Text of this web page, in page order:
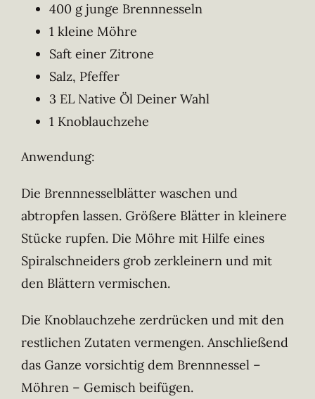
400 g junge Brennnesseln
1 kleine Möhre
Saft einer Zitrone
Salz, Pfeffer
3 EL Native Öl Deiner Wahl
1 Knoblauchzehe
Anwendung:
Die Brennnesselblätter waschen und
abtropfen lassen. Größere Blätter in kleinere
Stücke rupfen. Die Möhre mit Hilfe eines
Spiralschneiders grob zerkleinern und mit
den Blättern vermischen.
Die Knoblauchzehe zerdrücken und mit den
restlichen Zutaten vermengen. Anschließend
das Ganze vorsichtig dem Brennnessel –
Möhren – Gemisch beifügen.